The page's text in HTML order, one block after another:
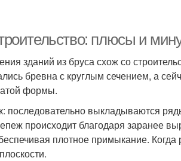
плюсы и
зданий из бруса схож со
бревна с круглым сечением, а
формы.
последовательно выкладываются
происходит благодаря заранее
плотное примыкание.